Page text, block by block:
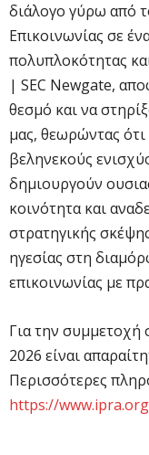
διάλογο γύρω από
Επικοινωνίας σε
πολυπλοκότητας
| SEC Newgate,
θεσμό και να
μας, θεωρώντας
βεληνεκούς
δημιουργούν
κοινότητα και
στρατηγικής
ηγεσίας στη
επικοινωνίας με
Για την συμμετοχή
2026 είναι
Περισσότερες
https://